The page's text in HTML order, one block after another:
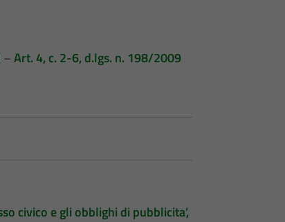
–Art. 4, c. 2-6, d.lgs. n. 198/2009
civico e gli obblighi di pubblicita’,